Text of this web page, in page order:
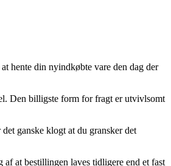
hente din nyindkøbte vare den dag der
Den billigste form for fragt er utvivlsomt
ganske klogt at du gransker det
at bestillingen laves tidligere end et fast